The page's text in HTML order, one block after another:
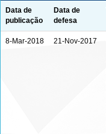
Data de
publicação
Data de
defesa
8-Mar-2018 21-Nov-2017